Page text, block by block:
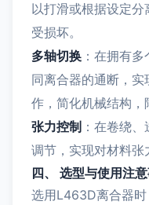
以打滑或根据设定
受损坏。
多轴切换 ：在拥有
同离合器的通断，
作，简化机械结构，
张力控制 ：在卷绕
调节，实现对材料张
四、 选型与使用注
选用L463D离合器